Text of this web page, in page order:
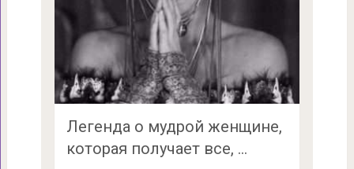
Легенда о мудрой женщине,
которая получает все, …